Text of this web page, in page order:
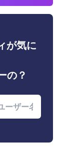
が気に
の？